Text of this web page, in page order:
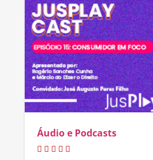
Áudio e Podcasts